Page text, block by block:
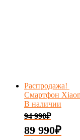
Распродажа!
Смартфон
В наличии
94 990₽
89 990₽